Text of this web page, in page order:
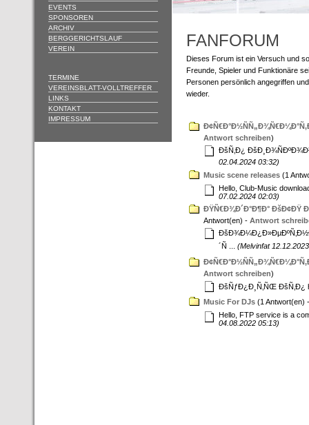
EVENTS
SPONSOREN
ARCHIV
BERGGERICHTSLAUF
VEREIN
TERMINE
VEREINSBLATT-VOLLTREFFER
LINKS
KONTAKT
IMPRESSUM
FANFORUM
Dieses Forum ist ein Versuch und
Freunde, Spieler und Funktionäre
Personen persönlich angegriffen
wieder.
Antwort schreiben)
ÐšÑ‚Ð¿
02.04.2024 03:32)
Music scene releases (1
Hello, Club-Music
07.02.2024 02:03)
ÐŸÑ€Ð¾Ð´Ð°Ð¶Ð° ÐšÐ¢ÐŸ
Antwort(en) - Antwort
´Ñ ... (Melvinfat
Antwort schreiben)
ÐšÑƒÐ¿Ð¸Ñ‚ÑŒ ÐšÑ‚Ð¿
Music For DJs (1 Antwort(en)
Hello, FTP service is a
04.08.2022 05:13)